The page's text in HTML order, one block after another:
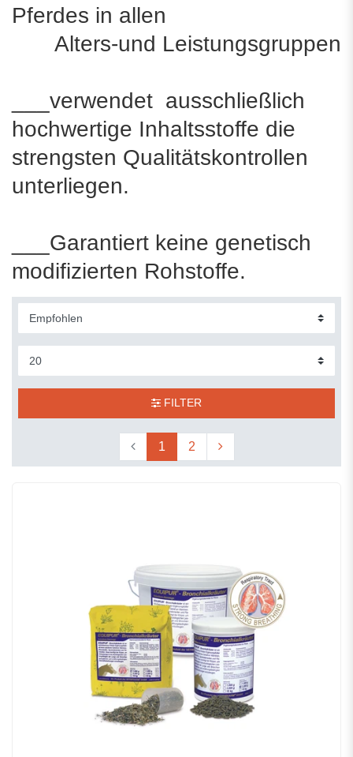
Pferdes in allen
Alters-und Leistungsgruppen
___verwendet ausschließlich
hochwertige Inhaltsstoffe die
strengsten Qualitätskontrollen
unterliegen.
___Garantiert keine genetisch
modifizierten Rohstoffe.
FILTER
1 2